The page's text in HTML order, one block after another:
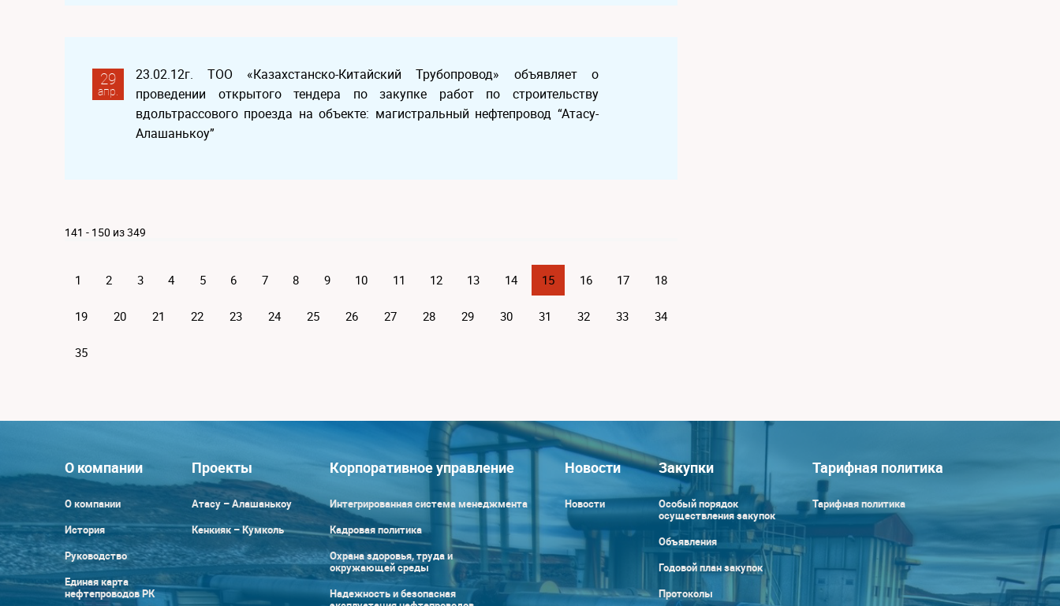
29
апр.
23.02.12г. ТОО «Казахстанско-Китайский Трубопровод» объявляет о
проведении открытого тендера по закупке работ по строительству
вдольтрассового проезда на объекте: магистральный нефтепровод “Атасу-
Алашанькоу”
141 - 150 из 349
1 2 3 4 5 6 7 8 9 10 11 12 13 14 15 16 17 18
19 20 21 22 23 24 25 26 27 28 29 30 31 32 33 34
35
О компании
О компании
История
Руководство
Единая карта
нефтепроводов РК
Проекты
Атасу – Алашанькоу
Кенкияк – Кумколь
Корпоративное управление
Интегрированная система менеджмента
Кадровая политика
Охрана здоровья, труда и
окружающей среды
Надежность и безопасная
Новости
Новости
Закупки
Особый порядок
осуществления закупок
Объявления
Годовой план закупок
Протоколы
Тарифная политика
Тарифная политика